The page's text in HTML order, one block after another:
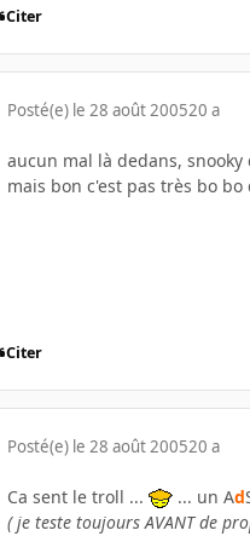
Citer
Posté(e) le 28 août 200520 a
aucun mal là dedans,
mais bon c'est pas très bo
Citer
Posté(e) le 28 août 200520 a
Ca sent le troll ... ... un Ad
( je teste toujours AVANT de